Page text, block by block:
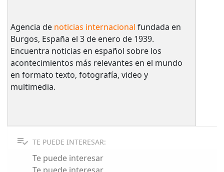
Agencia de noticias internacional fundada en
Burgos, España el 3 de enero de 1939.
Encuentra noticias en español sobre los
acontecimientos más relevantes en el mundo
en formato texto, fotografía, video y
multimedia.
TE PUEDE INTERESAR:
Te puede interesar